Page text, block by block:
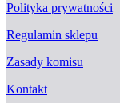
Polityka prywatności
Regulamin sklepu
Zasady komisu
Kontakt